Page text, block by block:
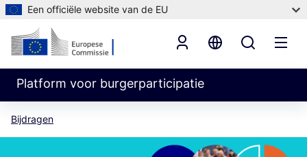
Een officiële website van de EU
Platform voor burgerparticipatie
Bijdragen